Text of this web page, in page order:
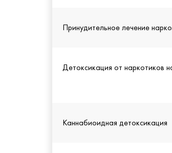
Принудительное лечение
Детоксикация от наркотиков
Каннабиоидная детоксикация